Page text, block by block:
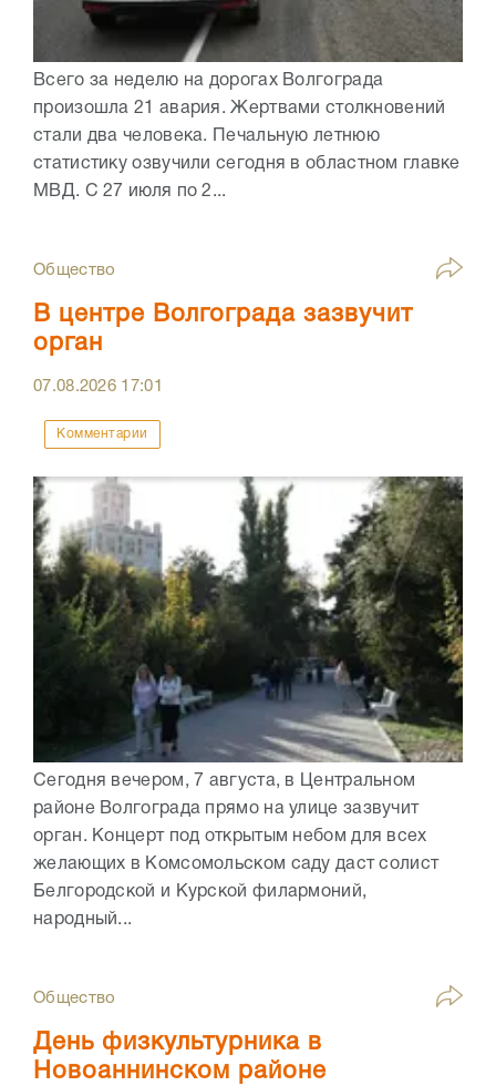
Всего за неделю на дорогах Волгограда
произошла 21 авария. Жертвами столкновений
стали два человека. Печальную летнюю
статистику озвучили сегодня в областном главке
МВД. С 27 июля по 2...
Общество
В центре Волгограда зазвучит
орган
07.08.2026 17:01
Комментарии
Сегодня вечером, 7 августа, в Центральном
районе Волгограда прямо на улице зазвучит
орган. Концерт под открытым небом для всех
желающих в Комсомольском саду даст солист
Белгородской и Курской филармоний,
народный...
Общество
День физкультурника в
Новоаннинском районе